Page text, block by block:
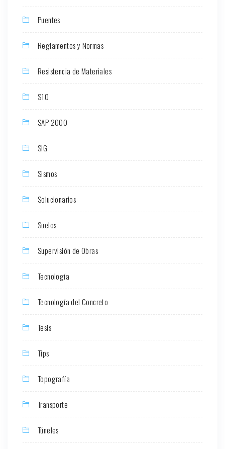
Puentes
Reglamentos y Normas
Resistencia de Materiales
S10
SAP 2000
SIG
Sismos
Solucionarios
Suelos
Supervisión de Obras
Tecnología
Tecnología del Concreto
Tesis
Tips
Topografía
Transporte
Túneles